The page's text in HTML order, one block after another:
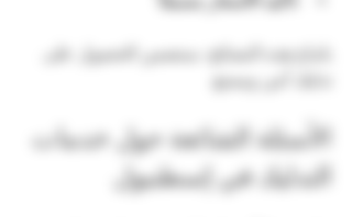
باتباع هذه النصائح، ستضمن الحصول على
تدليك آمن وممتع.
الأسئلة الشائعة حول خدمات
التدليك في إسطنبول